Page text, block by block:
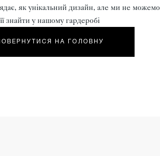
як унікальний дизайн, але ми не можемо
її знайти у нашому гардеробі
НА ГОЛОВНУ